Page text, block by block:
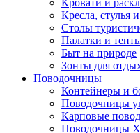
Кровати и
Кресла, стулья
Столы
Палатки и
Быт на природе
Зонты для
Поводочницы
Контейнеры и
Поводочницы
Карповые
Поводочницы